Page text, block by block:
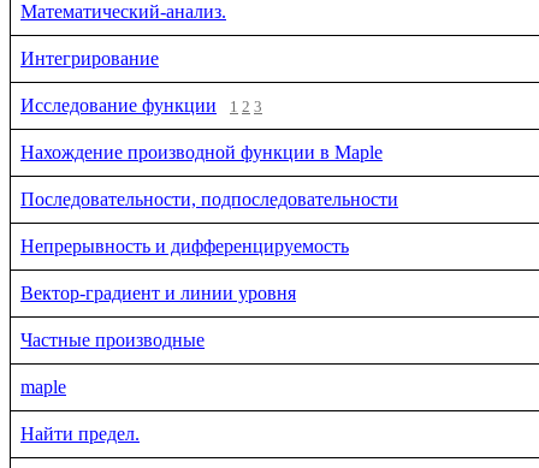
Математический-анализ.
Интегрирование
Исследование функции 1 2 3
Нахождение производной функции в Maple
Последовательности, подпоследовательности
Непрерывность и дифференцируемость
Вектор-градиент и линии уровня
Частные производные
maple
Найти предел.